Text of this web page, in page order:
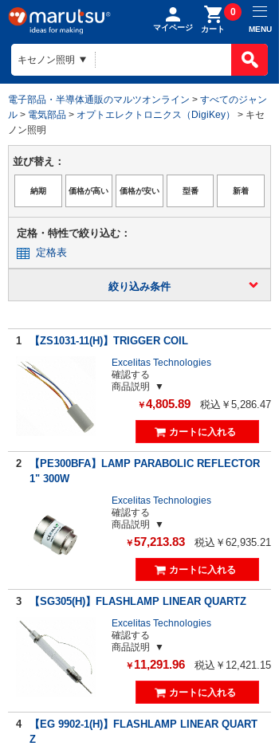
マイページ カート
0
MENU
電子部品・半導体通販のマルツオンライン > すべてのジャン
ル > 電気部品 > オプトエレクトロニクス（DigiKey）
> キセ
ノン照明
並び替え：
定格・特性で絞り込む：
定格表
絞り込み条件
1 【ZS1031-11(H)】TRIGGER COIL
Excelitas Technologies
確認する
商品説明
￥4,805.89 税込￥5,286.47
2
【PE300BFA】LAMP PARABOLIC REFLECTOR
1" 300W
Excelitas Technologies
確認する
商品説明
￥57,213.83 税込￥62,935.21
3 【SG305(H)】FLASHLAMP LINEAR QUARTZ
Excelitas Technologies
確認する
商品説明
￥ 11,291.96 税込￥12,421.15
4
【EG 9902-1(H)】FLASHLAMP LINEAR QUART
Z